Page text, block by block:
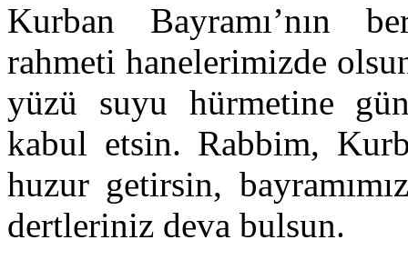
Kurban Bayramı’nın
rahmeti hanelerimizde
yüzü suyu hürmetine
kabul etsin. Rabbim,
huzur getirsin,
dertleriniz deva bulsun.